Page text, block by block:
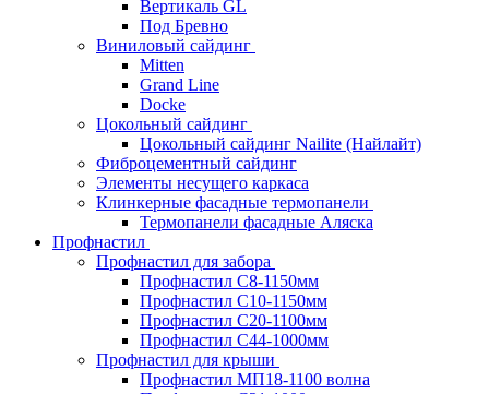
Вертикаль GL
Под Бревно
Виниловый сайдинг
Mitten
Grand Line
Docke
Цокольный сайдинг
Цокольный сайдинг Nailite (Найлайт)
Фиброцементный сайдинг
Элементы несущего каркаса
Клинкерные фасадные термопанели
Термопанели фасадные Аляска
Профнастил
Профнастил для забора
Профнастил С8-1150мм
Профнастил С10-1150мм
Профнастил С20-1100мм
Профнастил С44-1000мм
Профнастил для крыши
Профнастил МП18-1100 волна